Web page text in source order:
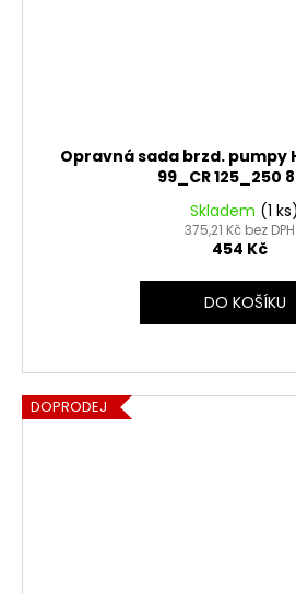
Opravná sada brzd. pumpy
99_CR 125_250
Skladem (1 ks)
375,21 Kč bez DPH
454 Kč
DO KOŠÍKU
DOPRODEJ